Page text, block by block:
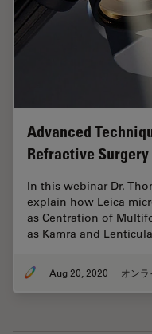
Advanced
Refractive Surgery
In this webinar Dr.
explain how Leica
as Centration of
as Kamra and
Aug 20, 2020 オン